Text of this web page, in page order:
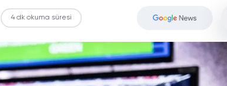
4 dk okuma süresi